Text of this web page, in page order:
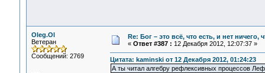
Oleg.Ol
Ветеран
Сообщений: 2769
Re: Бог – это всё, что есть, и нет
« Ответ #387 : 12 Декабря 2012, 12:07:37 »
Цитата: kaminski от 12 Декабря 2012, 01:24:23
А ты читал алгебру рефлексивных процессов